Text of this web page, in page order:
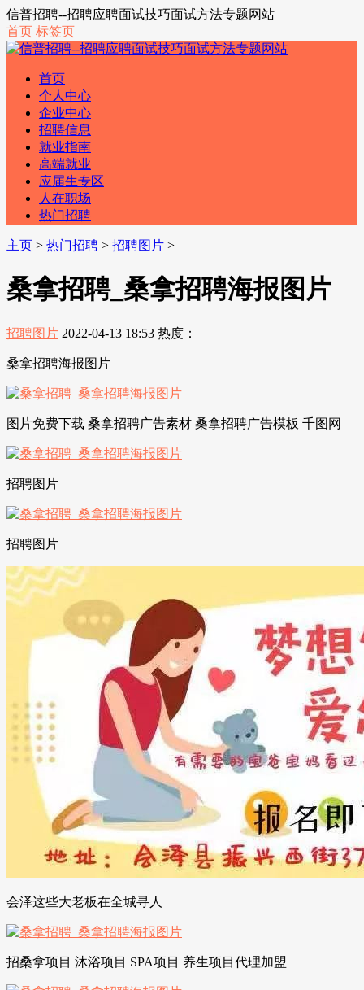
信普招聘--招聘应聘面试技巧面试方法专题网站
首页 标签页
首页
个人中心
企业中心
招聘信息
就业指南
高端就业
应届生专区
人在职场
热门招聘
主页 > 热门招聘 > 招聘图片 >
桑拿招聘_桑拿招聘海报图片
招聘图片 2022-04-13 18:53 热度：
桑拿招聘海报图片
图片免费下载 桑拿招聘广告素材 桑拿招聘广告模板 千图网
招聘图片
招聘图片
会泽这些大老板在全城寻人
招桑拿项目 沐浴项目 SPA项目 养生项目代理加盟